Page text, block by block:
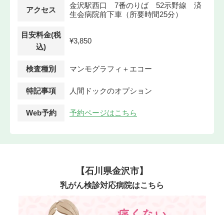
アクセス
金沢駅西口 7番のりば 52示野線 済
生会病院前下車（所要時間25分）
目安料金(税
込)
¥3,850
検査種別 マンモグラフィ＋エコー
特記事項 人間ドックのオプション
Web予約 予約ページはこちら
【石川県金沢市】
乳がん検診対応病院はこちら